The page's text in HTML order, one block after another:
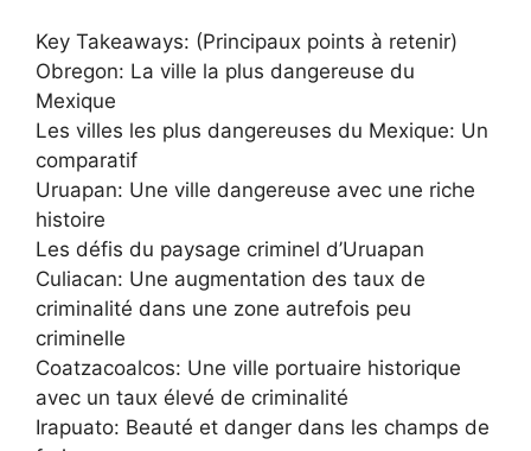
Key Takeaways: (Principaux points à retenir)
Obregon: La ville la plus dangereuse du
Mexique
Les villes les plus dangereuses du Mexique: Un
comparatif
Uruapan: Une ville dangereuse avec une riche
histoire
Les défis du paysage criminel d’Uruapan
Culiacan: Une augmentation des taux de
criminalité dans une zone autrefois peu
criminelle
Coatzacoalcos: Une ville portuaire historique
avec un taux élevé de criminalité
Irapuato: Beauté et danger dans les champs de